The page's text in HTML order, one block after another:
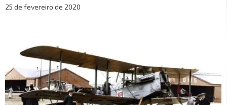
25 de fevereiro de 2020